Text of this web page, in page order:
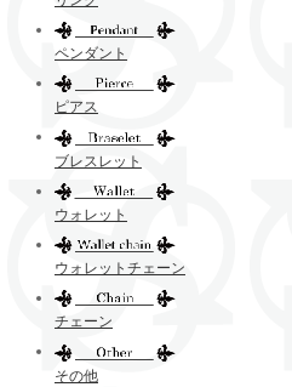
ペンダント
ピアス
ブレスレット
ウォレット
ウォレットチェーン
チェーン
その他